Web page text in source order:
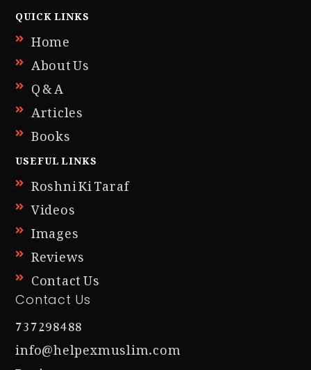
QUICK LINKS
Home
About Us
Q & A
Articles
Books
USEFUL LINKS
Roshni Ki Taraf
Videos
Images
Reviews
Contact Us
Contact Us
737298488
info@helpexmuslim.com